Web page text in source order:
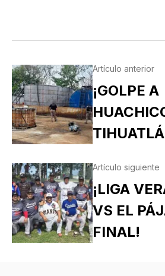
Artículo anterior
¡GOLPE A
Artículo siguiente
¡LIGA
VS EL
FINAL!